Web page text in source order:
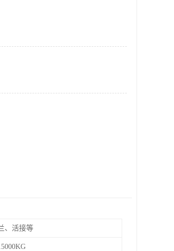
、活接等